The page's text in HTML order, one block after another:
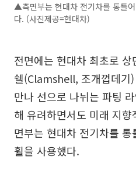
▲측면부는 현대차 전기차를 통틀
다. (사진제공=현대차)
전면에는 현대차 최초로
쉘(Clamshell, 조개껍데기
만나 선으로 나뉘는 파팅
해 유려하면서도 미래 지
면부는 현대차 전기차를
휠을 사용했다.